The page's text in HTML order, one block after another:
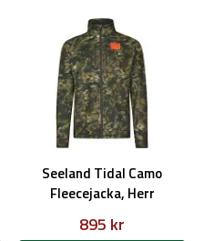
Seeland Tidal Camo
Fleecejacka, Herr
895 kr